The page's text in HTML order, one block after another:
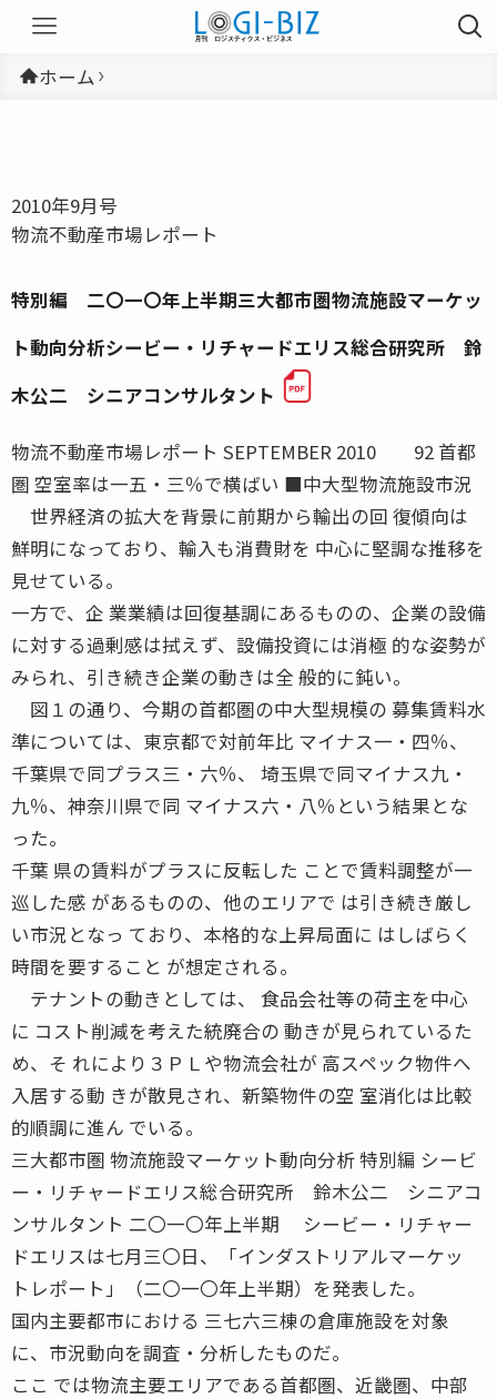
ホーム
2010年9月号
物流不動産市場レポート
特別編 二〇一〇年上半期三大都市圏物流施設マーケッ
ト動向分析シービー・リチャードエリス総合研究所 鈴
木公二 シニアコンサルタント
物流不動産市場レポート SEPTEMBER 2010 92 首都
圏 空室率は一五・三％で横ばい ■中大型物流施設市況
世界経済の拡大を背景に前期から輸出の回 復傾向は
鮮明になっており、輸入も消費財を 中心に堅調な推移を
見せている。
一方で、企 業業績は回復基調にあるものの、企業の設備
に対する過剰感は拭えず、設備投資には消極 的な姿勢が
みられ、引き続き企業の動きは全 般的に鈍い。
図１の通り、今期の首都圏の中大型規模の 募集賃料水
準については、東京都で対前年比 マイナス一・四％、
千葉県で同プラス三・六％、 埼玉県で同マイナス九・
九％、神奈川県で同 マイナス六・八％という結果とな
った。
千葉 県の賃料がプラスに反転した ことで賃料調整が一
巡した感 があるものの、他のエリアで は引き続き厳し
い市況となっ ており、本格的な上昇局面に はしばらく
時間を要すること が想定される。
テナントの動きとしては、 食品会社等の荷主を中心
に コスト削減を考えた統廃合の 動きが見られているた
め、そ れにより３ＰＬや物流会社が 高スペック物件へ
入居する動 きが散見され、新築物件の空 室消化は比較
的順調に進ん でいる。
三大都市圏 物流施設マーケット動向分析 特別編 シービ
ー・リチャードエリス総合研究所 鈴木公二 シニアコ
ンサルタント 二〇一〇年上半期 シービー・リチャー
ドエリスは七月三〇日、「インダストリアルマーケッ
トレポート」（二〇一〇年上半期）を発表した。
国内主要都市における 三七六三棟の倉庫施設を対象
に、市況動向を調査・分析したものだ。
ここ では物流主要エリアである首都圏、近畿圏、中部